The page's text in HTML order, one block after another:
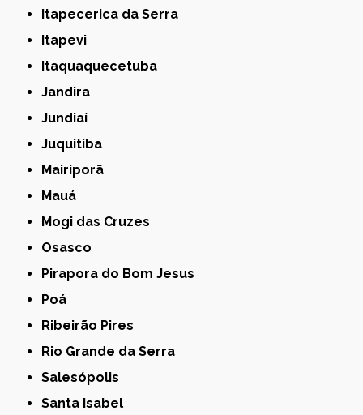
Itapecerica da Serra
Itapevi
Itaquaquecetuba
Jandira
Jundiaí
Juquitiba
Mairiporã
Mauá
Mogi das Cruzes
Osasco
Pirapora do Bom Jesus
Poá
Ribeirão Pires
Rio Grande da Serra
Salesópolis
Santa Isabel